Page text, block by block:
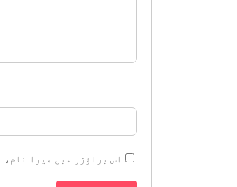
اس براؤزر میں میرا